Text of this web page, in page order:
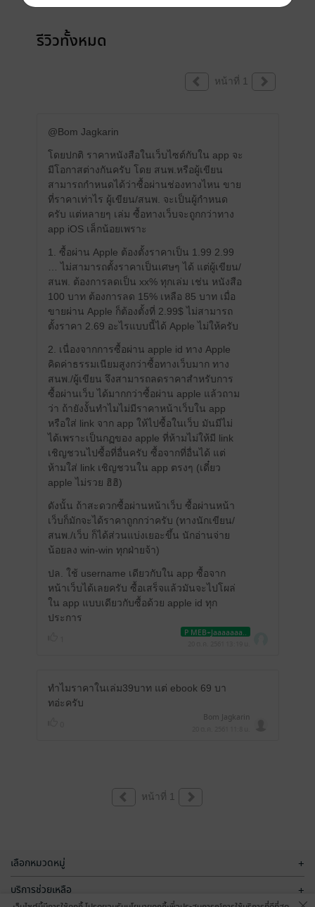
รีวิวทั้งหมด
หน้าที่ 1
@Bom Jagkarin
โดยปกติ ราคาหนังสือในเว็บไซต์กับใน app จะ
มีโอกาสต่างกันครับ โดย สนพ.หรือผู้เขียน
สามารถกำหนดได้ว่าซื้อผ่านช่องทางไหน ขาย
ที่ราคาเท่าไร ผู้เขียน/สนพ. จะเป็นผู้กำหนด
ครับ แต่หลายๆ เล่ม ซื้อทางเว็บจะถูกกว่าทาง
app iOS เล็กน้อยเพราะ
1. ซื้อผ่าน Apple ต้องตั้งราคาเป็น 1.99 2.99
… ไม่สามารถตั้งราคาเป็นเศษๆ ได้ แต่ผู้เขียน/
สนพ. ต้องการลดเป็น xx% ทุกเล่ม เช่น หนังสือ
100 บาท ต้องการลด 15% เหลือ 85 บาท เมื่อ
ขายผ่าน Apple ก็ต้องตั้งที่ 2.99$ ไม่สามารถ
ตั้งราคา 2.69 อะไรแบบนี้ได้ Apple ไม่ให้ครับ
2. เนื่องจากการซื้อผ่าน apple id ทาง Apple
คิดค่าธรรมเนียมสูงกว่าซื้อทางเว็บมาก ทาง
สนพ./ผู้เขียน จึงสามารถลดราคาสำหรับการ
ซื้อผ่านเว็บ ได้มากกว่าซื้อผ่าน apple แล้วถาม
ว่า ถ้ายังงั้นทำไมไม่มีราคาหน้าเว็บใน app
หรือใส่ link จาก app ให้ไปซื้อในเว็บ มันมีไม่
ได้เพราะเป็นกฏของ apple ที่ห้ามไม่ให้มี link
เชิญชวนไปซื้อที่อื่นครับ ซื้อจากที่อื่นได้ แต่
ห้ามใส่ link เชิญชวนใน app ตรงๆ (เดี๋ยว
apple ไม่รวย ฮิฮิ)
ดังนั้น ถ้าสะดวกซื้อผ่านหน้าเว็บ ซื้อผ่านหน้า
เว็บก็มักจะได้ราคาถูกกว่าครับ (ทางนักเขียน/
สนพ./เว็บ ก็ได้ส่วนแบ่งเยอะขึ้น นักอ่านจ่าย
น้อยลง win-win ทุกฝ่ายจ้า)
ปล. ใช้ username เดียวกับใน app ซื้อจาก
หน้าเว็บได้เลยครับ ซื้อเสร็จแล้วมันจะไปโผล่
ใน app แบบเดียวกับซื้อด้วย apple id ทุก
ประการ
P MEB+Jaaaaaaa..
ทำไมราคาในเล่ม39บาท แต่ ebook 69 บา
ทอ่ะครับ
Bom Jagkarin
หน้าที่ 1
เลือกหมวดหมู่ +
บริการช่วยเหลือ +